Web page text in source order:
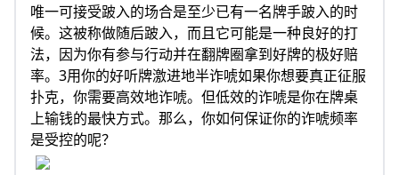
唯一可接受跛入的场合是至少已有一名牌手跛入的时
候。这被称做随后跛入，而且它可能是一种良好的打
法，因为你有参与行动并在翻牌圈拿到好牌的极好赔
率。3用你的好听牌激进地半诈唬如果你想要真正征服
扑克，你需要高效地诈唬。但低效的诈唬是你在牌桌
上输钱的最快方式。那么，你如何保证你的诈唬频率
是受控的呢？